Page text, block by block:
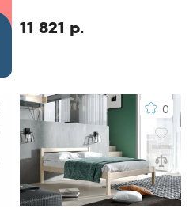
11 821 р.
0